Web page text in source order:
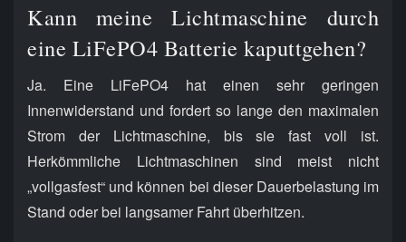
Kann meine Lichtmaschine durch
eine LiFePO4 Batterie kaputtgehen?
Ja. Eine LiFePO4 hat einen sehr geringen
Innenwiderstand und fordert so lange den maximalen
Strom der Lichtmaschine, bis sie fast voll ist.
Herkömmliche Lichtmaschinen sind meist nicht
„vollgasfest“ und können bei dieser Dauerbelastung im
Stand oder bei langsamer Fahrt überhitzen.